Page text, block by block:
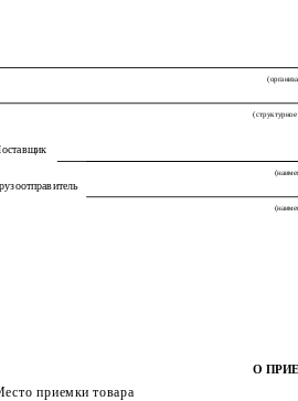
(структурное
О
приемки товара